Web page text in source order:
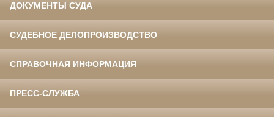
ДОКУМЕНТЫ СУДА
СУДЕБНОЕ ДЕЛОПРОИЗВОДСТВО
СПРАВОЧНАЯ ИНФОРМАЦИЯ
ПРЕСС-СЛУЖБА